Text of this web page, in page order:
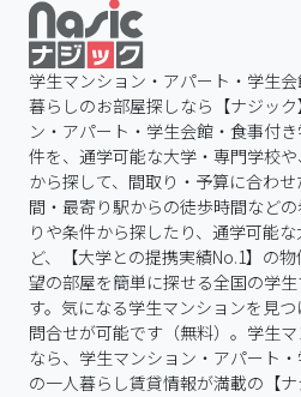
学生マンション・アパート・学生
暮らしのお部屋探しなら【ナジッ
ン・アパート・学生会館・食事付
件を、通学可能な大学・専門学校
から探して、間取り・予算に合わ
間・最寄り駅からの徒歩時間など
りや条件から探したり、通学可能
ど、【大学との提携実績No.1】の
望の部屋を簡単に探せる全国の学
す。気になる学生マンションを見
問合せが可能です（無料）。学生
なら、学生マンション・アパート
の一人暮らし賃貸情報が満載の【ナ